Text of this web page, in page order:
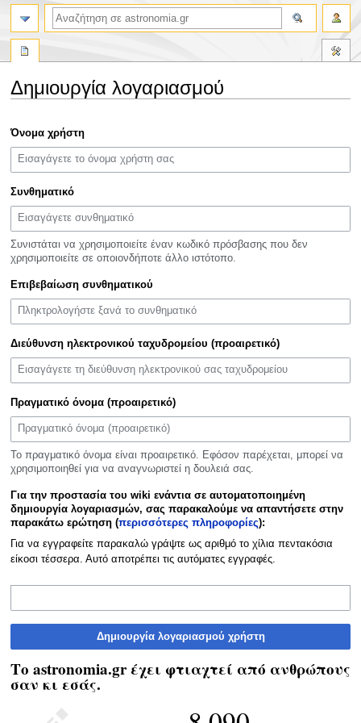
Δημιουργία λογαριασμού
στην
πλοήγηση
στην
αναζήτηση
Όνομα χρήστη
Συνθηματικό
Συνιστάται να χρησιμοποιείτε έναν κωδικό πρόσβασης που δεν
χρησιμοποιείτε σε οποιονδήποτε άλλο ιστότοπο.
Επιβεβαίωση συνθηματικού
Διεύθυνση ηλεκτρονικού ταχυδρομείου (προαιρετικό)
Πραγματικό όνομα (προαιρετικό)
Το πραγματικό όνομα είναι προαιρετικό. Εφόσον παρέχεται, μπορεί να
χρησιμοποιηθεί για να αναγνωριστεί η δουλειά σας.
Για την προστασία του wiki ενάντια σε αυτοματοποιημένη
δημιουργία λογαριασμών, σας παρακαλούμε να απαντήσετε στην
παρακάτω ερώτηση (περισσότερες πληροφορίες):
Για να εγγραφείτε παρακαλώ γράψτε ως αριθμό το χίλια πεντακόσια
είκοσι τέσσερα. Αυτό αποτρέπει τις αυτόματες εγγραφές.
Δημιουργία λογαριασμού χρήστη
Το astronomia.gr έχει φτιαχτεί από ανθρώπους
σαν κι εσάς.
αναζήτηση